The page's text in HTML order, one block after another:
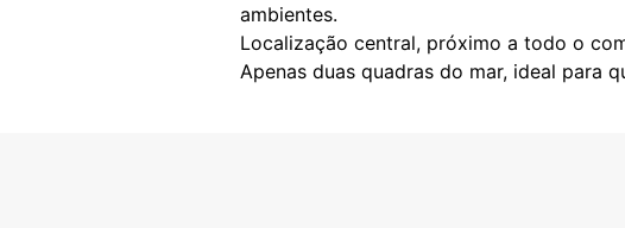
ambientes.
Localização central, próximo a todo o